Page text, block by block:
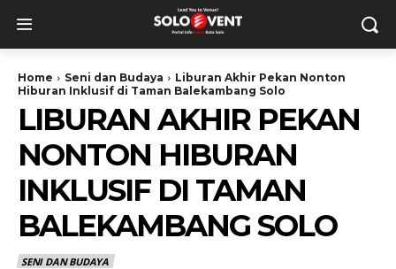
Home Seni dan Budaya
Liburan Akhir Pekan Nonton
Hiburan Inklusif di Taman Balekambang Solo
LIBURAN AKHIR PEKAN
NONTON HIBURAN
INKLUSIF DI TAMAN
BALEKAMBANG SOLO
SENI DAN BUDAYA